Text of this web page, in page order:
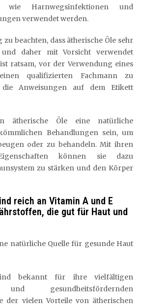
Harnwegsinfektionen und
verwendet werden.
zu beachten, dass ätherische Öle sehr
daher mit Vorsicht verwendet
ratsam, vor der Verwendung eines
qualifizierten Fachmann zu
Anweisungen auf dem Etikett
ätherische Öle eine natürliche
Behandlungen sein, um
oder zu behandeln. Mit ihren
können sie dazu
zu stärken und den Körper
reich an Vitamin A und E
die gut für Haut und
natürliche Quelle für gesunde Haut
bekannt für ihre vielfältigen
und gesundheitsfördernden
der vielen Vorteile von ätherischen